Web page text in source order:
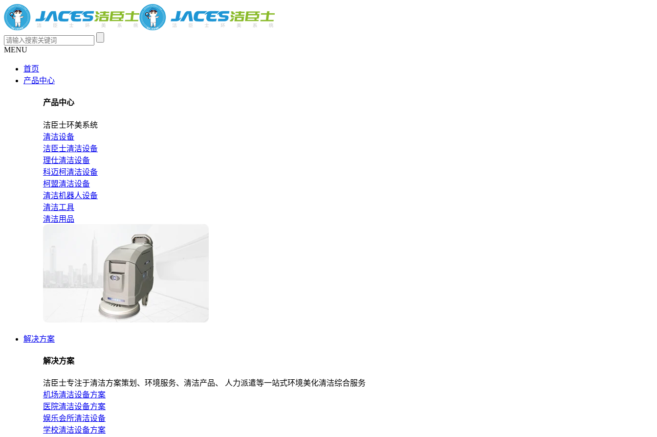
MENU
首页
产品中心
产品中心
洁臣士环美系统
清洁设备
洁臣士清洁设备
理仕清洁设备
科迈柯清洁设备
柯盟清洁设备
清洁机器人设备
清洁工具
清洁用品
解决方案
解决方案
洁臣士专注于清洁方案策划、环境服务、清洁产品、 人力派遣等一站式环境美化清洁综合服务
机场清洁设备方案
医院清洁设备方案
娱乐会所清洁设备
学校清洁设备方案